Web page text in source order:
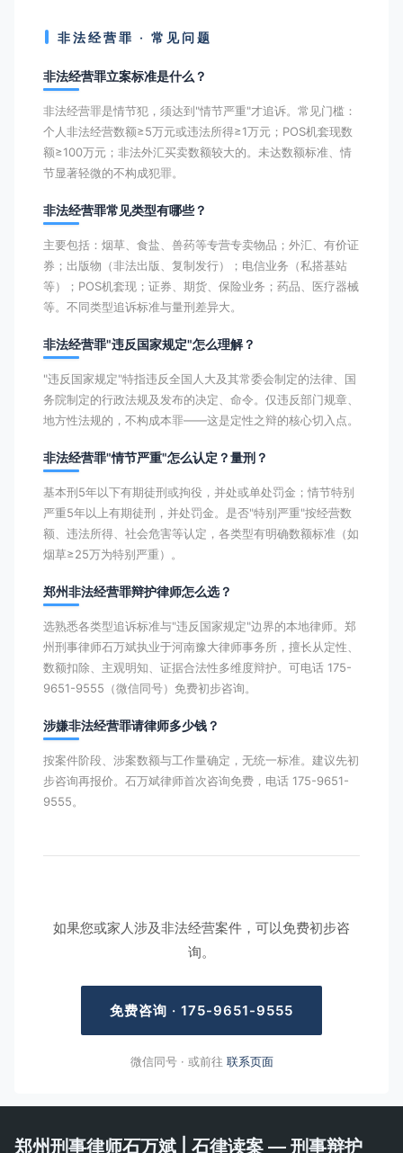
非法经营罪 · 常见问题
非法经营罪立案标准是什么？
非法经营罪是情节犯，须达到"情节严重"才追诉。常见门槛：
个人非法经营数额≥5万元或违法所得≥1万元；POS机套现数
额≥100万元；非法外汇买卖数额较大的。未达数额标准、情
节显著轻微的不构成犯罪。
非法经营罪常见类型有哪些？
主要包括：烟草、食盐、兽药等专营专卖物品；外汇、有价证
券；出版物（非法出版、复制发行）；电信业务（私搭基站
等）；POS机套现；证券、期货、保险业务；药品、医疗器械
等。不同类型追诉标准与量刑差异大。
非法经营罪"违反国家规定"怎么理解？
"违反国家规定"特指违反全国人大及其常委会制定的法律、国
务院制定的行政法规及发布的决定、命令。仅违反部门规章、
地方性法规的，不构成本罪——这是定性之辩的核心切入点。
非法经营罪"情节严重"怎么认定？量刑？
基本刑5年以下有期徒刑或拘役，并处或单处罚金；情节特别
严重5年以上有期徒刑，并处罚金。是否"特别严重"按经营数
额、违法所得、社会危害等认定，各类型有明确数额标准（如
烟草≥25万为特别严重）。
郑州非法经营罪辩护律师怎么选？
选熟悉各类型追诉标准与"违反国家规定"边界的本地律师。郑
州刑事律师石万斌执业于河南豫大律师事务所，擅长从定性、
数额扣除、主观明知、证据合法性多维度辩护。可电话 175-
9651-9555（微信同号）免费初步咨询。
涉嫌非法经营罪请律师多少钱？
按案件阶段、涉案数额与工作量确定，无统一标准。建议先初
步咨询再报价。石万斌律师首次咨询免费，电话 175-9651-
9555。
如果您或家人涉及非法经营案件，可以免费初步咨
询。
免费咨询 · 175-9651-9555
微信同号 · 或前往 联系页面
郑州刑事律师石万斌 | 石律读案 — 刑事辩护